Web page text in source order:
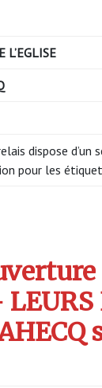
L’EGLISE
dispose d’un
pour les